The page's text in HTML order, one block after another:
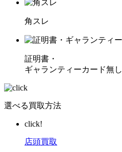
角スレ
証明書・
ギャランティーカード無し
選べる買取方法
click!
店頭買取